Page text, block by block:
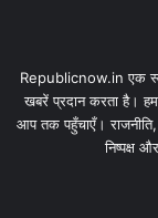
Republicnow.in एक
खबरें प्रदान करता है।
आप तक पहुँचाएँ।
निष्पक्ष